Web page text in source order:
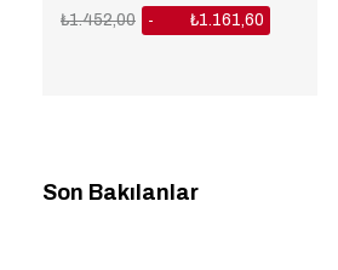
₺1.161,60
₺1.452,00
Son Bakılanlar